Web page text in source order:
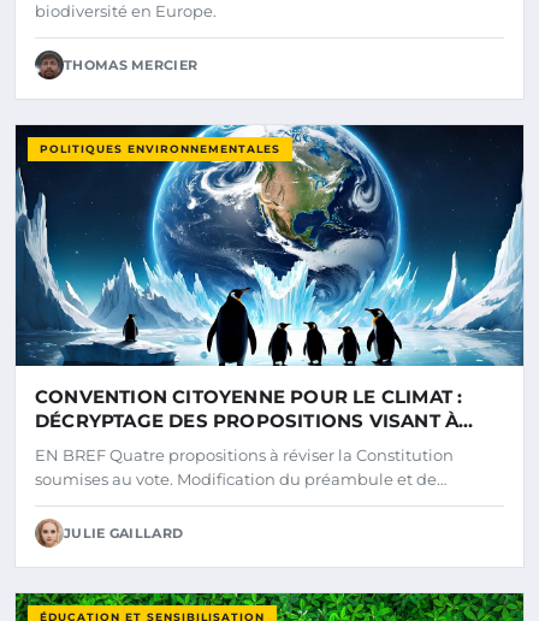
biodiversité en Europe.
THOMAS MERCIER
POLITIQUES ENVIRONNEMENTALES
CONVENTION CITOYENNE POUR LE CLIMAT :
DÉCRYPTAGE DES PROPOSITIONS VISANT À
RÉVISER LA CONSTITUTION
EN BREF Quatre propositions à réviser la Constitution
soumises au vote. Modification du préambule et de…
JULIE GAILLARD
ÉDUCATION ET SENSIBILISATION